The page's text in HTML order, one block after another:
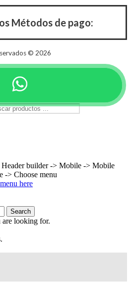
Métodos de pago:
© 2026
Header builder -> Mobile -> Mobile
-> Choose menu
here
Search
are looking for.